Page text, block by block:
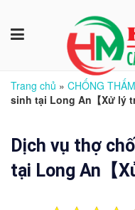
Trang chủ » CHỐNG THẤM
sinh tại Long An【Xử lý
Dịch vụ thợ
tại Long An【